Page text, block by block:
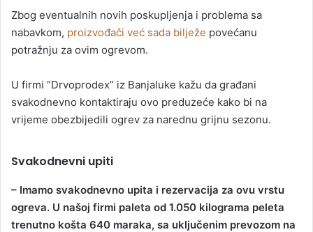
Zbog eventualnih novih poskupljenja i problema sa
nabavkom, proizvođači već sada bilježe povećanu
potražnju za ovim ogrevom.
U firmi “Drvoprodex” iz Banjaluke kažu da građani
svakodnevno kontaktiraju ovo preduzeće kako bi na
vrijeme obezbijedili ogrev za narednu grijnu sezonu.
Svakodnevni upiti
– Imamo svakodnevno upita i rezervacija za ovu vrstu
ogreva. U našoj firmi paleta od 1.050 kilograma peleta
trenutno košta 640 maraka, sa uključenim prevozom na